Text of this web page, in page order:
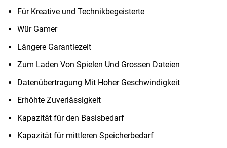
Für Kreative und Technikbegeisterte
Wür Gamer
Längere Garantiezeit
Zum Laden Von Spielen Und Grossen Dateien
Datenübertragung Mit Hoher Geschwindigkeit
Erhöhte Zuverlässigkeit
Kapazität für den Basisbedarf
Kapazität für mittleren Speicherbedarf